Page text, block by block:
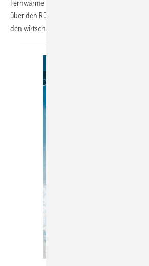
Fernwärme hydraulisch einzuregulieren – von
über den Rückflussverhinderer bis hin zum
den wirtschaftlichen Betrieb von Heiz- und